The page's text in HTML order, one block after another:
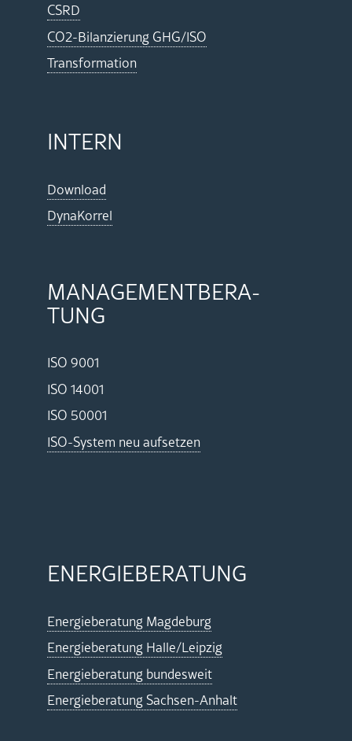
CSRD
CO2-Bi­lan­zie­rung GHG/ISO
Trans­for­ma­ti­on
IN­TERN
Down­load
Dy­na­Kor­rel
MA­NAGE­MENT­BE­RA­
TUNG
ISO 9001
ISO 14001
ISO 50001
ISO-Sys­tem neu auf­set­zen
EN­ER­GIE­BE­RA­TUNG
En­er­gie­be­ra­tung Mag­de­burg
En­er­gie­be­ra­tung Halle/Leip­zig
En­er­gie­be­ra­tung bun­des­weit
En­er­gie­be­ra­tung Sach­sen-An­halt